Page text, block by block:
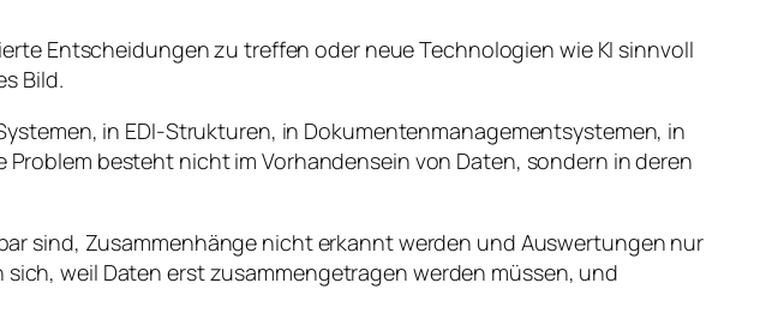
Entscheidungen zu treffen oder neue Technologien wie KI sinnvoll
Bild.
in EDI-Strukturen, in Dokumentenmanagementsystemen, in
besteht nicht im Vorhandensein von Daten, sondern in deren
sind, Zusammenhänge nicht erkannt werden und Auswertungen nur
weil Daten erst zusammengetragen werden müssen, und